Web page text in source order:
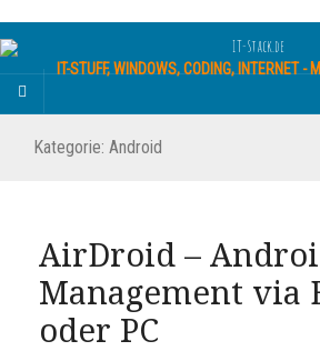
IT-STUFF, WINDOWS, CODING, INTERNET -
Kategorie: Android
AirDroid –
Management via
oder PC